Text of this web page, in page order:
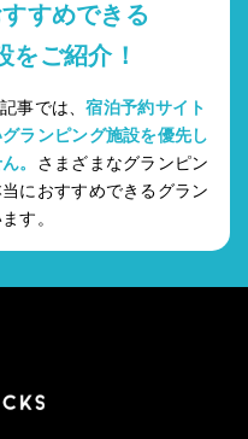
すめできる
をご紹介！
事では、宿泊予約サイト
ランピング施設を優先し
。 さまざまなグランピン
におすすめできるグラン
す。